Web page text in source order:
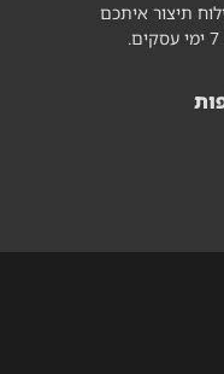
תיצור איתכם